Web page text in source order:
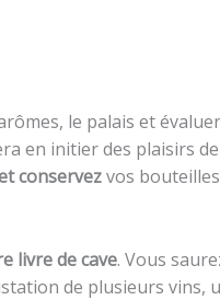
le palais et
en initier des plaisirs
conservezvos
livre de cave. Vous
de plusieurs vins,